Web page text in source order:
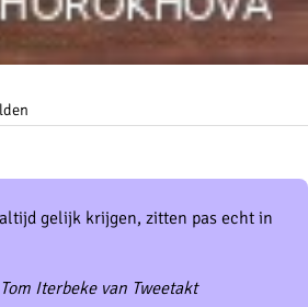
gelijk krijgen, zitten pas echt in
Iterbeke van Tweetakt